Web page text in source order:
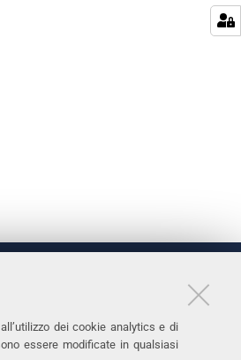
dei cookie analytics e di
essere modificate in qualsiasi
dati personali